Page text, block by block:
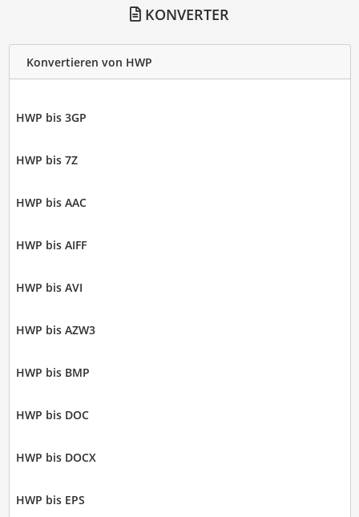
KONVERTER
Konvertieren von HWP
HWP bis 3GP
HWP bis 7Z
HWP bis AAC
HWP bis AIFF
HWP bis AVI
HWP bis AZW3
HWP bis BMP
HWP bis DOC
HWP bis DOCX
HWP bis EPS